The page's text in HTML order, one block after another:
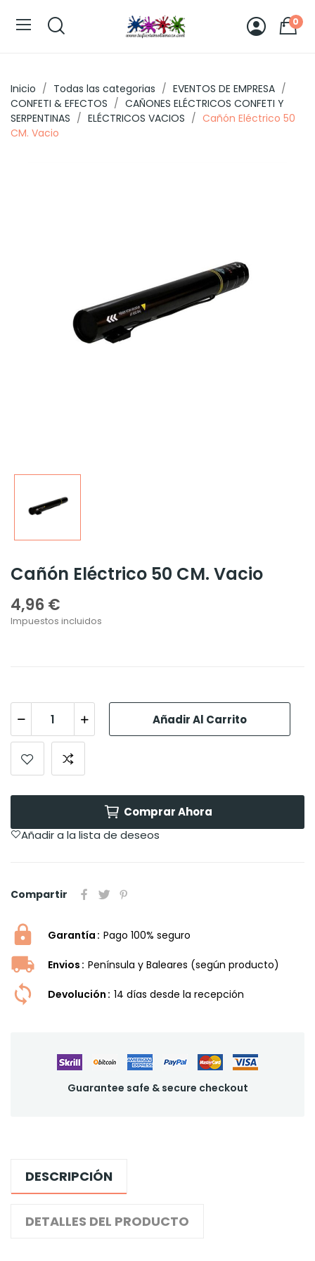
0
Inicio Todas las categorias
EVENTOS DE EMPRESA
CONFETI & EFECTOS
CAÑONES ELÉCTRICOS CONFETI Y
SERPENTINAS
ELÉCTRICOS VACIOS
Cañón Eléctrico 50
CM. Vacio
Cañón Eléctrico 50 CM. Vacio
4,96 €
Impuestos incluidos
Añadir Al Carrito
Comprar Ahora
Añadir a la lista de deseos
Compartir
Garantía Pago 100% seguro
Envios Península y Baleares (según producto)
Devolución 14 dí­as desde la recepción
Guarantee safe & secure checkout
DESCRIPCIÓN
DETALLES DEL PRODUCTO